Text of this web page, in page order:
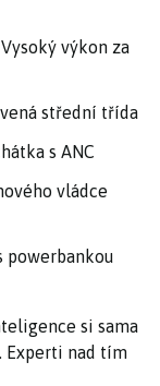
výkon za
střední třída
s ANC
vládce
powerbankou
si sama
Experti nad tím